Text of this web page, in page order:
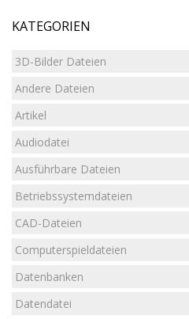
KATEGORIEN
3D-Bilder Dateien
Andere Dateien
Artikel
Audiodatei
Ausführbare Dateien
Betriebssystemdateien
CAD-Dateien
Computerspieldateien
Datenbanken
Datendatei